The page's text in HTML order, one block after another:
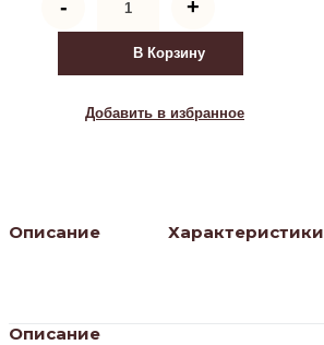
-
товара
Стул
DikLine
252
B28
+
В Корзину
Добавить в избранное
Описание Характеристики
Описание